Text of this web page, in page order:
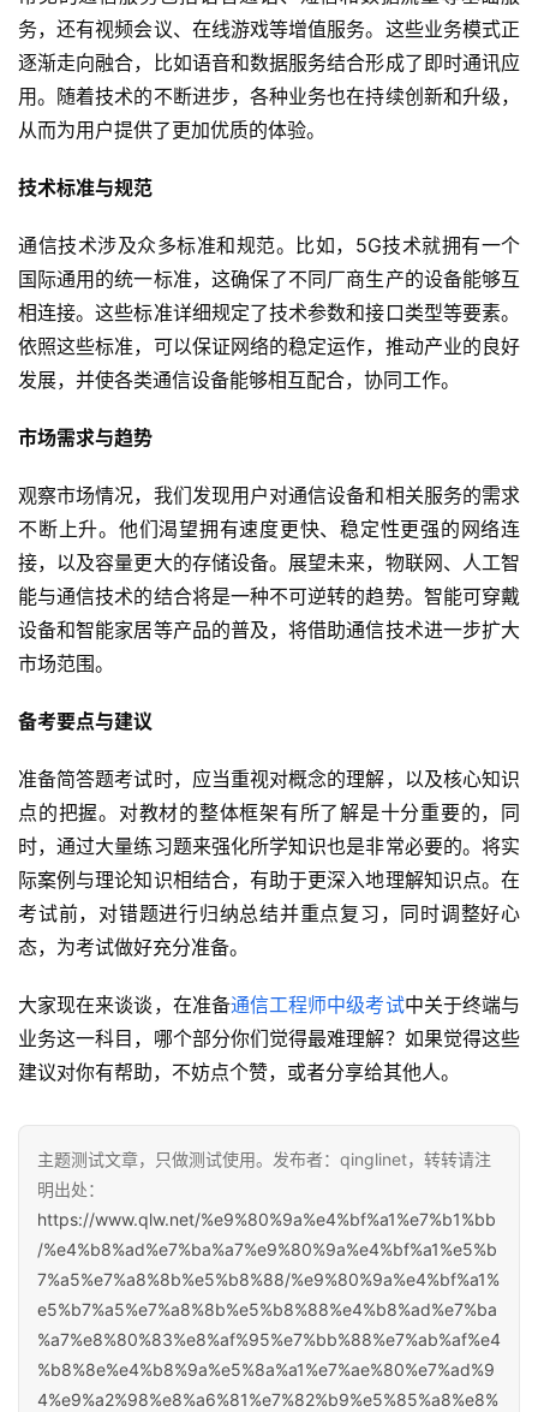
务，还有视频会议、在线游戏等增值服务。这些业务模式正
逐渐走向融合，比如语音和数据服务结合形成了即时通讯应
用。随着技术的不断进步，各种业务也在持续创新和升级，
从而为用户提供了更加优质的体验。
技术标准与规范
通信技术涉及众多标准和规范。比如，5G技术就拥有一个
国际通用的统一标准，这确保了不同厂商生产的设备能够互
相连接。这些标准详细规定了技术参数和接口类型等要素。
依照这些标准，可以保证网络的稳定运作，推动产业的良好
发展，并使各类通信设备能够相互配合，协同工作。
市场需求与趋势
观察市场情况，我们发现用户对通信设备和相关服务的需求
不断上升。他们渴望拥有速度更快、稳定性更强的网络连
接，以及容量更大的存储设备。展望未来，物联网、人工智
能与通信技术的结合将是一种不可逆转的趋势。智能可穿戴
设备和智能家居等产品的普及，将借助通信技术进一步扩大
市场范围。
备考要点与建议
准备简答题考试时，应当重视对概念的理解，以及核心知识
点的把握。对教材的整体框架有所了解是十分重要的，同
时，通过大量练习题来强化所学知识也是非常必要的。将实
际案例与理论知识相结合，有助于更深入地理解知识点。在
考试前，对错题进行归纳总结并重点复习，同时调整好心
态，为考试做好充分准备。
大家现在来谈谈，在准备通信工程师中级考试中关于终端与
业务这一科目，哪个部分你们觉得最难理解？如果觉得这些
建议对你有帮助，不妨点个赞，或者分享给其他人。
主题测试文章，只做测试使用。发布者：qinglinet，转转请注
明出处：
https://www.qlw.net/%e9%80%9a%e4%bf%a1%e7%b1%bb
/%e4%b8%ad%e7%ba%a7%e9%80%9a%e4%bf%a1%e5%b
7%a5%e7%a8%8b%e5%b8%88/%e9%80%9a%e4%bf%a1%
e5%b7%a5%e7%a8%8b%e5%b8%88%e4%b8%ad%e7%ba
%a7%e8%80%83%e8%af%95%e7%bb%88%e7%ab%af%e4
%b8%8e%e4%b8%9a%e5%8a%a1%e7%ae%80%e7%ad%9
4%e9%a2%98%e8%a6%81%e7%82%b9%e5%85%a8%e8%